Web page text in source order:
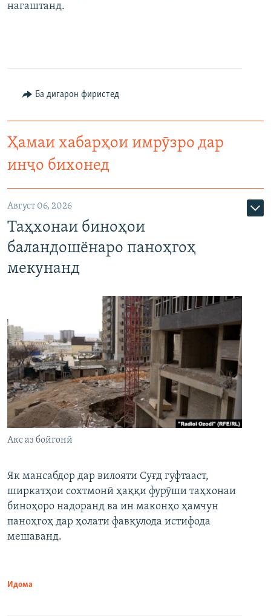
нагаштанд.
Ба дигарон фиристед
Ҳамаи хабарҳои имрӯзро дар
инҷо бихонед
Август 06, 2026
Таҳхонаи биноҳои
баландошёнаро паноҳгоҳ
мекунанд
Акс аз бойгонӣ
Як мансабдор дар вилояти Суғд гуфтааст,
ширкатҳои сохтмонӣ ҳаққи фурӯши таҳхонаи
биноҳоро надоранд ва ин маконҳо ҳамчун
паноҳгоҳ дар ҳолати фавқулода истифода
мешаванд.
Идома